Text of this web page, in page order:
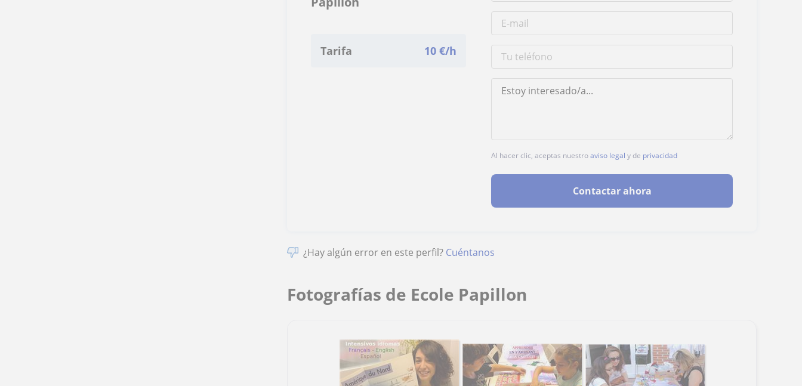
Tarifa 10 €/h
Al hacer clic, aceptas nuestroaviso legal y de privacidad
Contactar ahora
¿Hay algún error en este perfil? Cuéntanos
Fotografías de Ecole Papillon